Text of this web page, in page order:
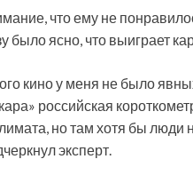
что ему не
ясно, что выиграет
кино у меня не было
российская
но там хотя бы люди
эксперт.